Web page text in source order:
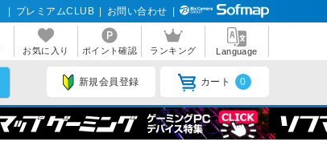
プレミアムCLUB お問い合わせ
お気に入り ポイント確認 ランキング Language
新規会員登録 カート 0